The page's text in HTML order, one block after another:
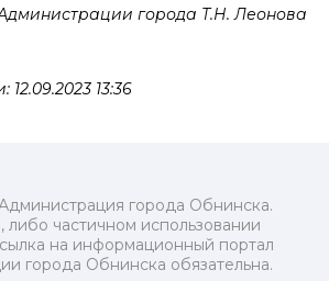
города Т.Н. Леонова
13:36
города Обнинска.
либо частичном использовании
на информационный портал
города Обнинска обязательна.